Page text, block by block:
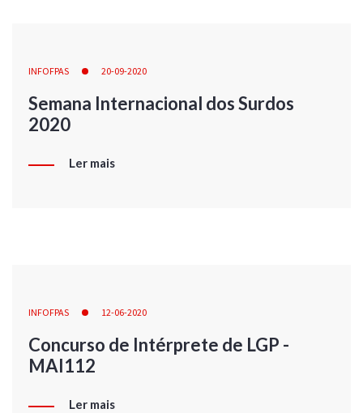
INFOFPAS 20-09-2020
Semana Internacional dos Surdos
2020
Ler mais
INFOFPAS 12-06-2020
Concurso de Intérprete de LGP -
MAI112
Ler mais